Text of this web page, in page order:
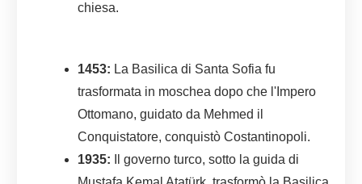
chiesa.
1453: La Basilica di Santa Sofia fu
trasformata in moschea dopo che l'Impero
Ottomano, guidato da Mehmed il
Conquistatore, conquistò Costantinopoli.
1935: Il governo turco, sotto la guida di